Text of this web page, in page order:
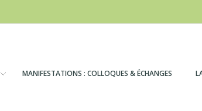
MANIFESTATIONS : COLLOQUES & ÉCHANGES